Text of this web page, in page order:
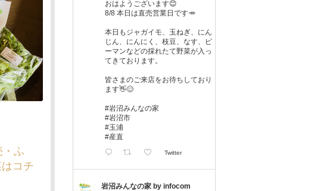
・ふ
コチ
Instagram でフォロー
おはようございます😊
8/8 本日は直売営業日です🥕
本日もジャガイモ、玉ねぎ、にん
じん、にんにく、枝豆、なす、ピ
ーマンなどの採れたて野菜が入っ
てきております。
皆さまのご来店をお待ちしており
ます👋😊
#岩沼みんなの家
#岩沼市
#玉浦
#産直
Twitter
岩沼みんなの家 by infocom